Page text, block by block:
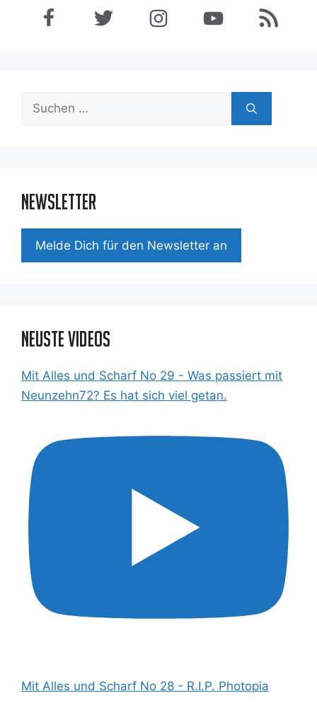
Suchen
Newsletter
Mel­de Dich für den News­let­ter an
Neuste Videos
Mit Alles und Scharf No 29 - Was passiert mit
Neunzehn72? Es hat sich viel getan.
Mit Alles und Scharf No 28 - R.I.P. Photopia